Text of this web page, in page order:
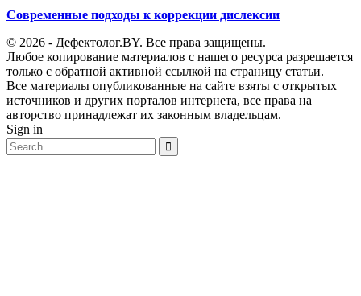
Современные подходы к коррекции дислексии
© 2026 - Дефектолог.BY. Все права защищены.
Любое копирование материалов с нашего ресурса разрешается
только с обратной активной ссылкой на страницу статьи.
Все материалы опубликованные на сайте взяты с открытых
источников и других порталов интернета, все права на
авторство принадлежат их законным владельцам.
Sign in